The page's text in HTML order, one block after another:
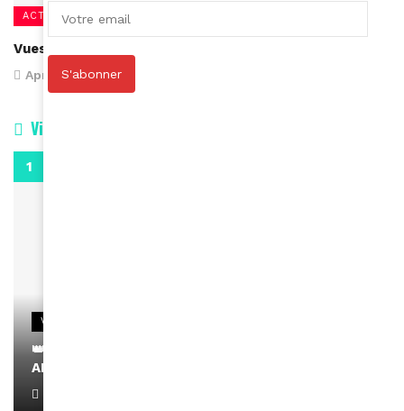
ACTUALITÉS
Vues d’Afrique sous forme numérique du 17 au 26 avril
April 16, 2020
Vidéos
VIDEOS
👑 Remerciements à Ayden pour son message sur
AMINA, le Magazine de la Femme
S'abonner